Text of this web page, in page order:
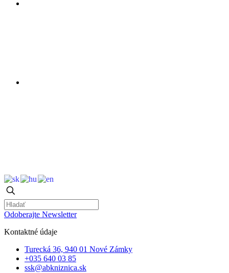
Odoberajte Newsletter
Kontaktné údaje
Turecká 36, 940 01 Nové Zámky
+035 640 03 85
ssk@abkniznica.sk